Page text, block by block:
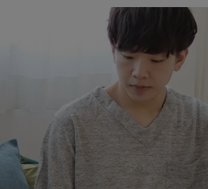
メンズパジ
オーガニック素材 ガーゼ
ペアで
そろえたい
体型別におすすめパジ
年齢別におすす
ャマ
前開き
胸
上着単品
お支払い・送料・配送
返品・交換につ
会社概要